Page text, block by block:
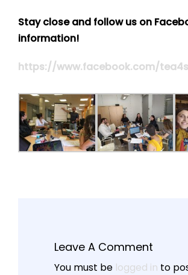
Stay close and follow us on
information!
https://www.facebook.com/
Leave A Comment
You must be logged in to